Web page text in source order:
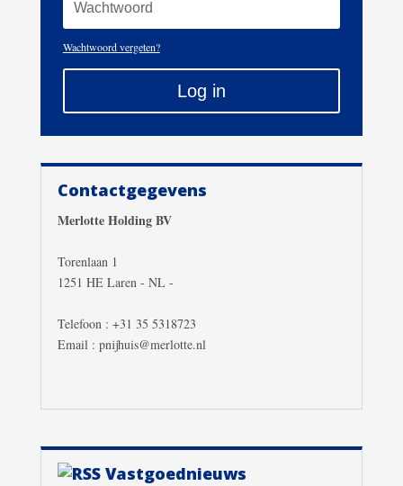
Wachtwoord vergeten?
Log in
Contactgegevens
Merlotte Holding BV
Torenlaan 1
1251 HE Laren - NL -
Telefoon : +31 35 5318723
Email : pnijhuis@merlotte.nl
Vastgoednieuws